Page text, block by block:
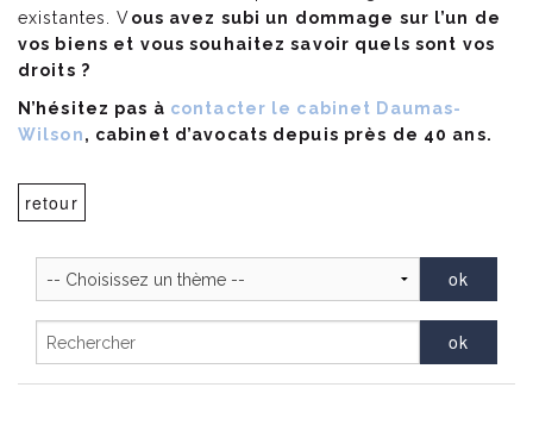
existantes. Vous avez subi un dommage sur l’un de
vos biens et vous souhaitez savoir quels sont vos
droits ?
N’hésitez pas à contacter le cabinet Daumas-
Wilson, cabinet d’avocats depuis près de 40 ans.
retour